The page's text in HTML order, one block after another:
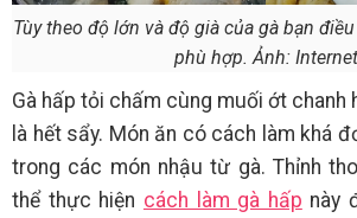
Tùy theo độ lớn và độ già của gà bạn
phù hợp. Ảnh: Internet
Gà hấp tỏi chấm cùng muối ớt chanh
là hết sẩy. Món ăn có cách làm khá
trong các món nhậu từ gà. Thỉnh
thể thực hiện cách làm gà hấp này